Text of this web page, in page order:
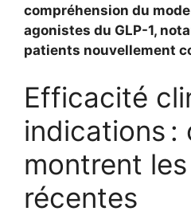
compréhension du
agonistes du GLP-1,
patients nouvellement
Efficacité
indications :
montrent
récentes